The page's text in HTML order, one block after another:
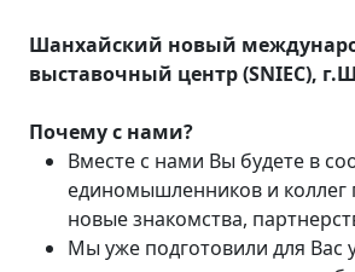
Шанхайский новый
выставочный центр (SNIEC),
Почему с нами?
Вместе с нами Вы будете в
единомышленников и коллег
новые знакомства,
Мы уже подготовили для Вас